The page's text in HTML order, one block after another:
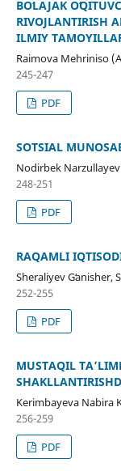
BOʻLAJAK
RIVOJLANTIRISH
ILMIY
Raimova Mehriniso
245-247
PDF
SOTSIAL
Nodirbek
248-251
PDF
RAQAMLI
Sheraliyev
252-255
PDF
MUSTAQIL
Kerimbayeva Nabira
256-259
PDF